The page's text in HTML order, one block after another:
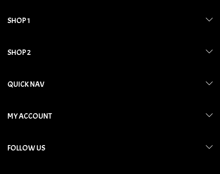
SHOP 1
SHOP 2
QUICK NAV
MY ACCOUNT
FOLLOW US